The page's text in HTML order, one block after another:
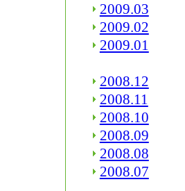
2009.03
2009.02
2009.01
2008.12
2008.11
2008.10
2008.09
2008.08
2008.07